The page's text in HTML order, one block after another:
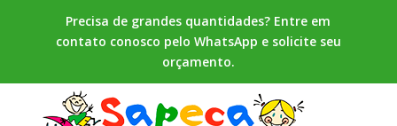
Precisa de grandes quantidades? Entre em
contato conosco pelo WhatsApp e solicite seu
orçamento.